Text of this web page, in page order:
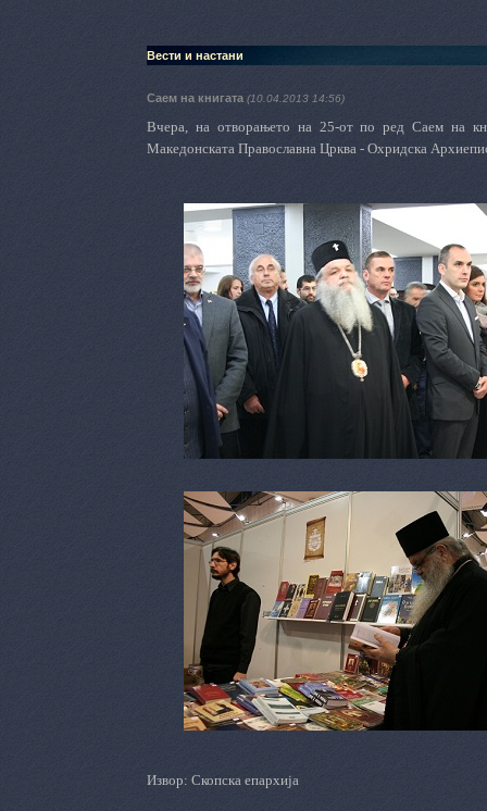
Вести и настани
Саем на книгата (10.04.2013 14:56)
Вчера, на отворањето на 25-от по ред Саем на
Македонската Православна Црква - Охридска
Извор: Скопска епархија